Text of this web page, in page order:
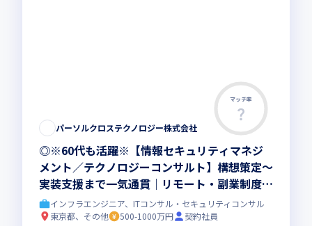
マッチ率
パーソルクロステクノロジー株式会社
◎※60代も活躍※【情報セキュリティマネジ
メント／テクノロジーコンサルト】構想策定～
実装支援まで一気通貫｜リモート・副業制度あ
り｜年収500～1000万｜東証プライム上場企業
G
インフラエンジニア、ITコンサル・セキュリティコンサル
東京都、その他
500-1000万円
契約社員